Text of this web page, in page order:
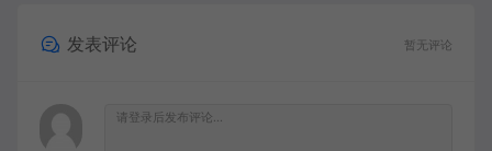
发表评论 暂无评论